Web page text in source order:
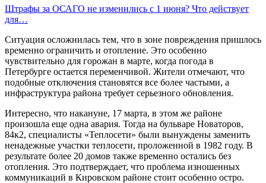
Штрафы за ОСАГО не изменились с 1 июня? Что действует
для…
Ситуация осложнилась тем, что в зоне повреждения пришлось
временно ограничить и отопление. Это особенно
чувствительно для горожан в марте, когда погода в
Петербурге остается переменчивой. Жители отмечают, что
подобные отключения становятся все более частыми, а
инфраструктура района требует серьезного обновления.
Интересно, что накануне, 17 марта, в этом же районе
произошла еще одна авария. Тогда на бульваре Новаторов,
84к2, специалисты «Теплосети» были вынуждены заменить
ненадежные участки теплосети, проложенной в 1982 году. В
результате более 20 домов также временно остались без
отопления. Это подтверждает, что проблема изношенных
коммуникаций в Кировском районе стоит особенно остро.